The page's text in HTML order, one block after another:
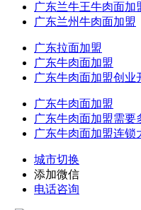
广东兰牛王牛肉面加
广东兰州牛肉面加盟
广东拉面加盟
广东牛肉面加盟
广东牛肉面加盟创业
广东牛肉面加盟
广东牛肉面加盟需要
广东牛肉面加盟连锁
城市切换
添加微信
电话咨询